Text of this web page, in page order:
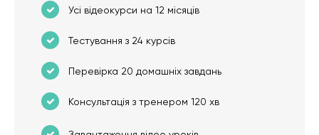
Усі відеокурси на 12 місяців
Тестування з 24 курсів
Перевірка 20 домашніх завдань
Консультація з тренером 120 хв